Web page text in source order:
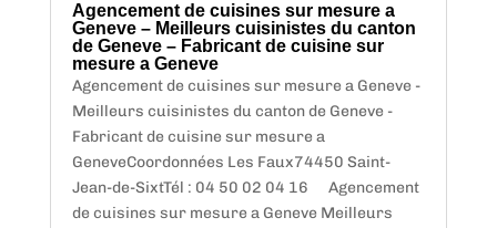
Agencement de cuisines sur mesure a
Geneve – Meilleurs cuisinistes du canton
de Geneve – Fabricant de cuisine sur
mesure a Geneve
Agencement de cuisines sur mesure a Geneve -
Meilleurs cuisinistes du canton de Geneve -
Fabricant de cuisine sur mesure a
GeneveCoordonnées Les Faux74450 Saint-
Jean-de-SixtTél : 04 50 02 04 16 Agencement
de cuisines sur mesure a Geneve Meilleurs